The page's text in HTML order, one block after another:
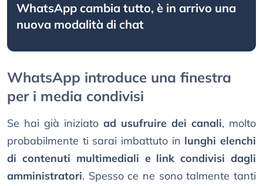
WhatsApp cambia tutto, è in arrivo una
nuova modalità di chat
WhatsApp introduce una finestra
per i media condivisi
Se hai già iniziato ad usufruire dei canali, molto
probabilmente ti sarai imbattuto in lunghi elenchi
di contenuti multimediali e link condivisi dagli
amministratori. Spesso ce ne sono talmente tanti